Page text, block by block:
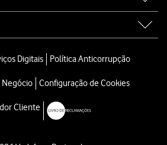
Digitais Política Anticorrupção
Configuração de Cookies
Cliente